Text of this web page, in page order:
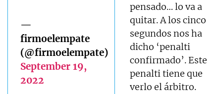
—
firmoelempate
(@firmoelempate)
September 19,
2022
pensado… lo va a
quitar. A los cinco
segundos nos ha
dicho ‘penalti
confirmado’. Este
penalti tiene que
verlo el árbitro.